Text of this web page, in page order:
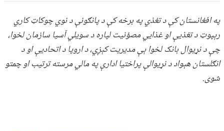
په افغانستان کې د تغذي په برخه کې د پانګونې د نوي چوکاټ کاري
رېپوټ د تغذیې او غذايي مصؤنیت لپاره د سویلي آسیا سازمان لخوا،
چې د نړیوال بانک لخوا ېې مدیریت کېږي، د اروپا د اتحادیې او د
انګلستان هېواد د نړیوالې پراختیا ادارې په مالي مرسته ترتیب او چمتو
شوی.